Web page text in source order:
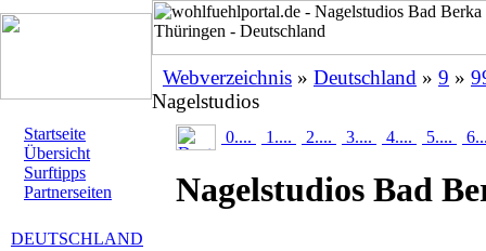
Webverzeichnis » Deutschland » 9 »
Nagelstudios
Startseite
Übersicht
Surftipps
Partnerseiten
DEUTSCHLAND
0.... 1.... 2.... 3.... 4.... 5....
Nagelstudios Bad